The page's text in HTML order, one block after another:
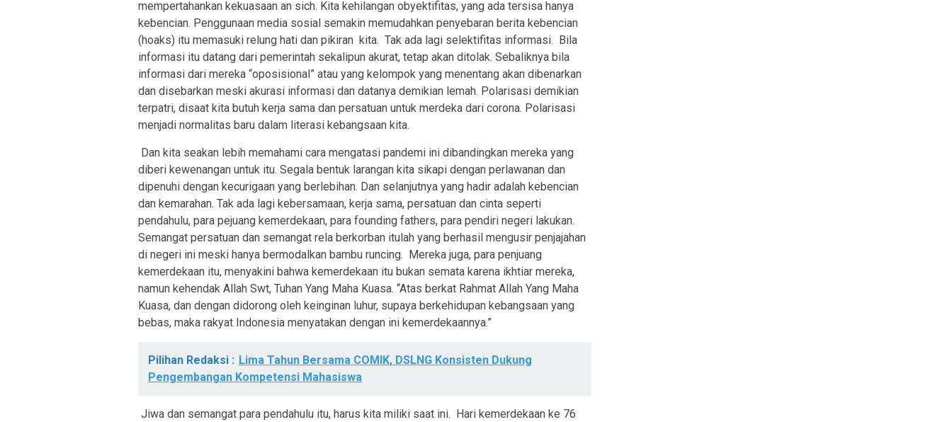
mempertahankan kekuasaan an sich. Kita kehilangan obyektifitas, yang ada tersisa hanya
kebencian. Penggunaan media sosial semakin memudahkan penyebaran berita kebencian
(hoaks) itu memasuki relung hati dan pikiran kita. Tak ada lagi selektifitas informasi. Bila
informasi itu datang dari pemerintah sekalipun akurat, tetap akan ditolak. Sebaliknya bila
informasi dari mereka “oposisional” atau yang kelompok yang menentang akan dibenarkan
dan disebarkan meski akurasi informasi dan datanya demikian lemah. Polarisasi demikian
terpatri, disaat kita butuh kerja sama dan persatuan untuk merdeka dari corona. Polarisasi
menjadi normalitas baru dalam literasi kebangsaan kita.
Dan kita seakan lebih memahami cara mengatasi pandemi ini dibandingkan mereka yang
diberi kewenangan untuk itu. Segala bentuk larangan kita sikapi dengan perlawanan dan
dipenuhi dengan kecurigaan yang berlebihan. Dan selanjutnya yang hadir adalah kebencian
dan kemarahan. Tak ada lagi kebersamaan, kerja sama, persatuan dan cinta seperti
pendahulu, para pejuang kemerdekaan, para founding fathers, para pendiri negeri lakukan.
Semangat persatuan dan semangat rela berkorban itulah yang berhasil mengusir penjajahan
di negeri ini meski hanya bermodalkan bambu runcing. Mereka juga, para penjuang
kemerdekaan itu, menyakini bahwa kemerdekaan itu bukan semata karena ikhtiar mereka,
namun kehendak Allah Swt, Tuhan Yang Maha Kuasa. “Atas berkat Rahmat Allah Yang Maha
Kuasa, dan dengan didorong oleh keinginan luhur, supaya berkehidupan kebangsaan yang
bebas, maka rakyat Indonesia menyatakan dengan ini kemerdekaannya.”
Pilihan Redaksi : Lima Tahun Bersama COMIK, DSLNG Konsisten Dukung
Pengembangan Kompetensi Mahasiswa
Jiwa dan semangat para pendahulu itu, harus kita miliki saat ini. Hari kemerdekaan ke 76